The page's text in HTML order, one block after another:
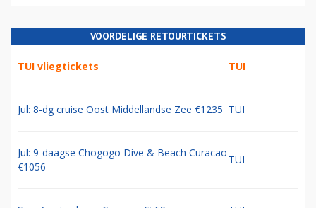
VOORDELIGE RETOURTICKETS
TUI vliegtickets TUI
Jul: 8-dg cruise Oost Middellandse Zee €1235 TUI
Jul: 9-daagse Chogogo Dive & Beach Curacao
€1056
TUI